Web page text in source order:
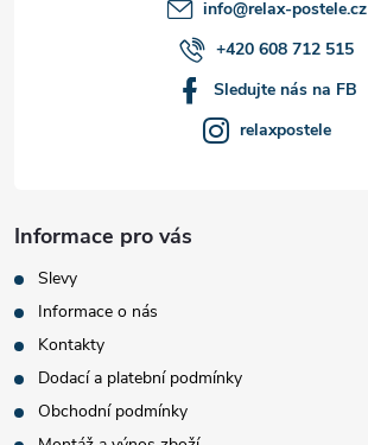
info@relax-postele.cz
+420 608 712 515
Sledujte nás na FB
relaxpostele
Informace pro vás
Slevy
Informace o nás
Kontakty
Dodací a platební podmínky
Obchodní podmínky